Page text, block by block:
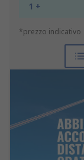
1 +
*prezzo indicativo